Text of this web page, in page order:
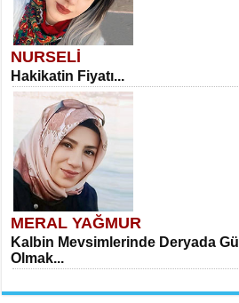
NURSELİ
Hakikatin Fiyatı...
MERAL YAĞMUR
Kalbin Mevsimlerinde Deryada Gül
Olmak...